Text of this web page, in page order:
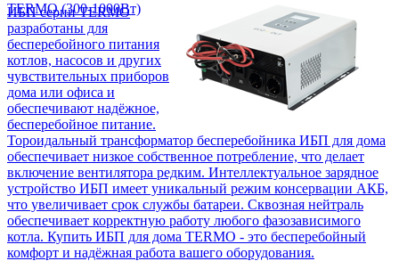
TERMO (300-1000Вт)
ИБП серии TERMO
разработаны для
бесперебойного питания
котлов, насосов и других
чувствительных приборов
дома или офиса и
обеспечивают надёжное,
бесперебойное питание.
Тороидальный трансформатор бесперебойника ИБП для дома
обеспечивает низкое собственное потребление, что делает
включение вентилятора редким. Интеллектуальное зарядное
устройство ИБП имеет уникальный режим консервации АКБ,
что увеличивает срок службы батареи. Сквозная нейтраль
обеспечивает корректную работу любого фазозависимого
котла. Купить ИБП для дома TERMO - это бесперебойный
комфорт и надёжная работа вашего оборудования.